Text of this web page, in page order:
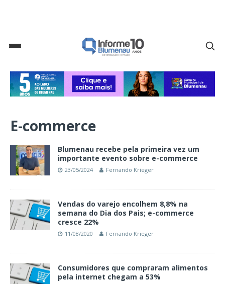
E-commerce
Blumenau recebe pela primeira vez um
importante evento sobre e-commerce
23/05/2024 Fernando Krieger
Vendas do varejo encolhem 8,8% na
semana do Dia dos Pais; e-commerce
cresce 22%
11/08/2020 Fernando Krieger
Consumidores que compraram alimentos
pela internet chegam a 53%